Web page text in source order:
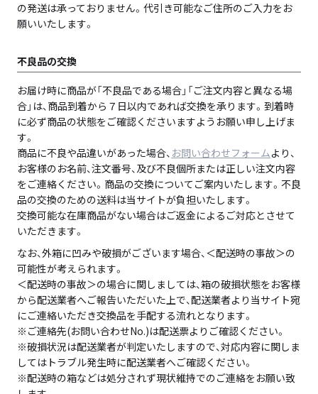
の発送は承っておりません。代引き可能なご住所のご入力をお
願いいたします。
不良品の交換
お届け時に商品が「不良品である場合」「ご注文内容と異なる場
合」は、商品到着から７日以内であれば交換を承ります。到着時
に必ず商品の状態をご確認くださいますようお願い申し上げま
す。
商品に不良や品違いがあった場合、 お問い合わせフォームより、
お客様のお名前、注文番号、及び不良個所または正しい注文内容
をご連絡ください。商品の交換についてご案内いたします。不良
品の交換のための送料は当サイトが負担いたします。
交換可能な在庫商品がない場合はご返金によるご対応とさせて
いただきます。
なお、外箱に凹みや破損がございます場合、＜配送時の事故＞の
可能性が考えられます。
＜配送時の事故＞の場合に関しましては、箱の破損状態をお客様
から配送業者へご報告いただいた上で、配送業者より当サイト宛
にご連絡いただき交換品を手配する流れとなります。
※ご連絡先(お問い合わせNo.)は配送票よりご確認ください。
※破損状況は配送業者が判定いたしますので、対応内容に関しま
してはトラブル発生時に配送業者へご確認ください。
※配送時の箱などは処分されず現状維持でのご連絡をお願い致